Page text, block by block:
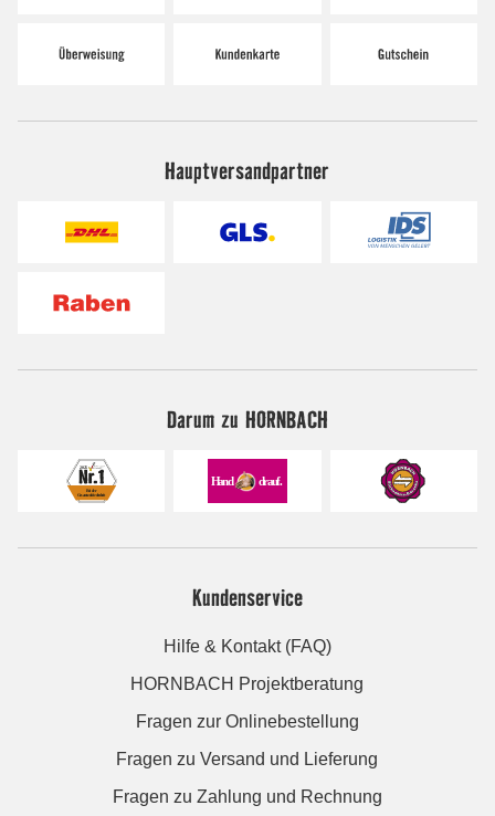
Hauptversandpartner
Darum zu HORNBACH
Kundenservice
Hilfe & Kontakt (FAQ)
HORNBACH Projektberatung
Fragen zur Onlinebestellung
Fragen zu Versand und Lieferung
Fragen zu Zahlung und Rechnung